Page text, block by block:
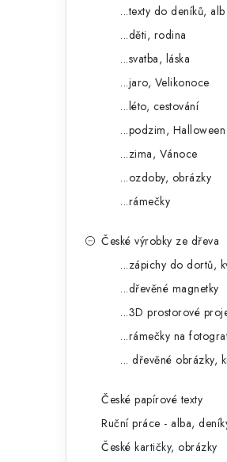
...texty do deníků, alb
...děti, rodina
...svatba, láska
...jaro, Velikonoce
...léto, cestování
...podzim, Halloween
...zima, Vánoce
...ozdoby, obrázky
...rámečky
České výrobky ze dřeva
...zápichy do dortů,
...dřevěné magnetky
...3D prostorové
...rámečky na
... dřevěné obrázky,
České papírové texty
Ruční práce - alba,
České kartičky, obrázky